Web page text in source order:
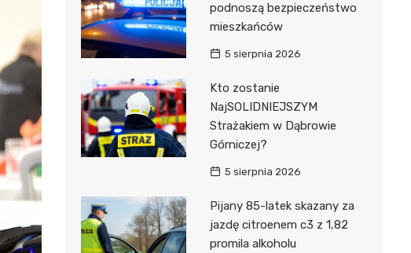
podnoszą bezpieczeństwo
mieszkańców
5 sierpnia 2026
Kto zostanie
NajSOLIDNIEJSZYM
Strażakiem w Dąbrowie
Górniczej?
5 sierpnia 2026
Pijany 85-latek skazany za
jazdę citroenem c3 z 1,82
promila alkoholu